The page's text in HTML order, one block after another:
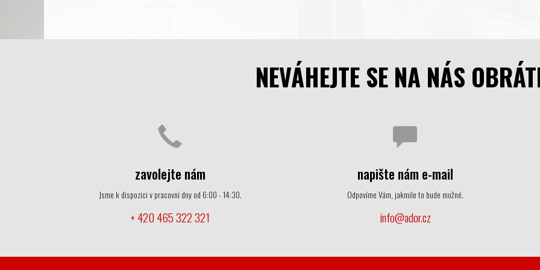
NEVÁHEJTE SE NA NÁS
zavolejte nám
Jsme k dispozici v pracovní dny od 6:00 - 14:30.
+ 420 465 322 321
napište nám e-mail
Odpovíme Vám, jakmile to bude možné.
info@ador.cz